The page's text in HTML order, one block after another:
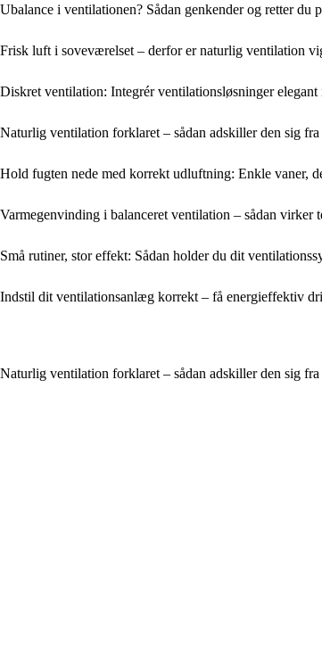
Ubalance i ventilationen? Sådan genkender og retter du
Frisk luft i soveværelset – derfor er naturlig ventilation
Diskret ventilation: Integrér ventilationsløsninger
Naturlig ventilation forklaret – sådan adskiller den sig
Hold fugten nede med korrekt udluftning: Enkle vaner,
Varmegenvinding i balanceret ventilation – sådan virker
Små rutiner, stor effekt: Sådan holder du dit
Indstil dit ventilationsanlæg korrekt – få energieffektiv
Naturlig ventilation forklaret – sådan adskiller den sig